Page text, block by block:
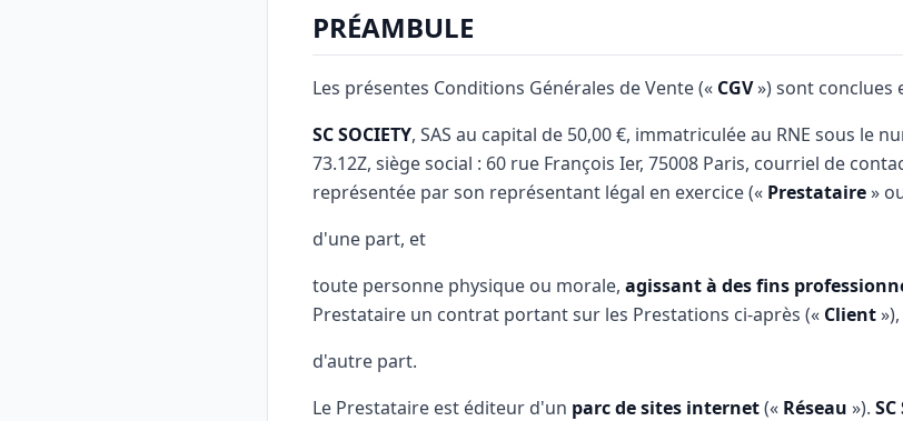
PRÉAMBULE
Les présentes Conditions Générales de Vente (« CGV») sont conclues
SC SOCIETY, SAS au capital de 50,00 €, immatriculée au RNE sous le
73.12Z, siège social : 60 rue François Ier, 75008 Paris, courriel de
représentée par son représentant légal en exercice (« Prestataire»
d'une part, et
toute personne physique ou morale, agissant à des fins
Prestataire un contrat portant sur les Prestations ci-après (« Client»),
d'autre part.
Le Prestataire est éditeur d'un parc de sites internet(« Réseau »).